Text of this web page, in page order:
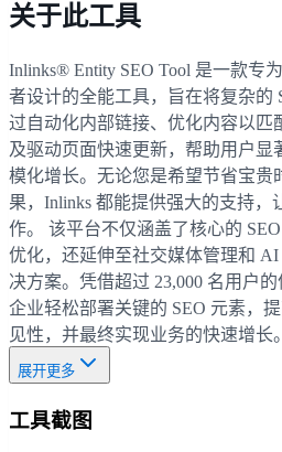
关于此工具
Inlinks® Entity SEO Tool 是一款专
者设计的全能工具，旨在将复杂的
过自动化内部链接、优化内容以匹
及驱动页面快速更新，帮助用户
模化增长。无论您是希望节省宝贵
果，Inlinks 都能提供强大的支持，
作。 该平台不仅涵盖了核心的
优化，还延伸至社交媒体管理和
决方案。凭借超过 23,000 名用户
企业轻松部署关键的 SEO 元素，
见性，并最终实现业务的快速增长。
展开更多
工具截图